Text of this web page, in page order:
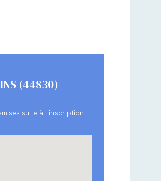
(44830)
suite à l'inscription